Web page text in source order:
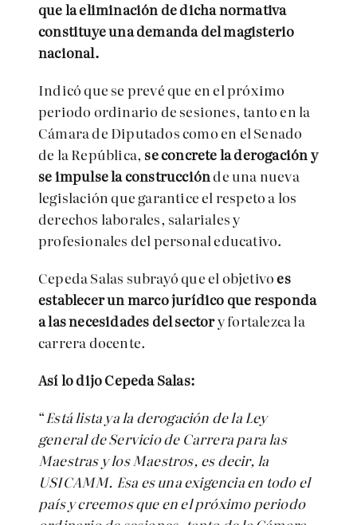
que la eliminación de dicha normativa
constituye una demanda del magisterio
nacional.
Indicó que se prevé que en el próximo
periodo ordinario de sesiones, tanto en la
Cámara de Diputados como en el Senado
de la República,se concrete la derogación y
se impulse la construcciónde una nueva
legislación que garantice el respeto a los
derechos laborales, salariales y
profesionales del personal educativo.
Cepeda Salas subrayó que el objetivoes
establecer un marco jurídico que responda
a las necesidades del sectory fortalezca la
carrera docente.
Así lo dijo Cepeda Salas:
“Está lista ya la derogación de la Ley
general de Servicio de Carrera para las
Maestras y los Maestros, es decir, la
USICAMM. Esa es una exigencia en todo el
país y creemos que en el próximo periodo